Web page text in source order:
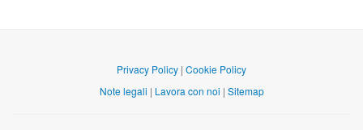
Privacy Policy | Cookie Policy
Note legali | Lavora con noi | Sitemap